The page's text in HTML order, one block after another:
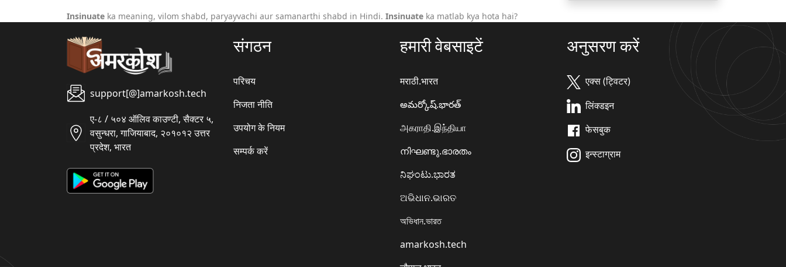
Insinuate ka meaning, vilom shabd, paryayvachi aur samanarthi shabd in Hindi. Insinuate ka matlab kya hota hai?
support[@]amarkosh.tech
ए-८ / ५०४ ऑलिव काउण्टी, सैक्टर ५,
वसुन्धरा, गाजियाबाद, २०१०१२ उत्तर
प्रदेश, भारत
संगठन
परिचय
निजता नीति
उपयोग के नियम
सम्पर्क करें
हमारी वेबसाइटें
मराठी.भारत
అమర్కోష్.భారత్
அகராதி.இந்தியா
നിഘണ്ടു.ഭാരതം
ನಿಘಂಟು.ಭಾರತ
ଅଭିଧାନ.ଭାରତ
অভিধান.ভারত
amarkosh.tech
अनुसरण करें
एक्स (ट्विटर)
लिंक्डइन
फेसबुक
इन्स्टाग्राम